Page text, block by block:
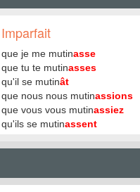
Imparfait
que je me mutinasse
que tu te mutinasses
qu'il se mutinât
que nous nous mutinassions
que vous vous mutinassiez
qu'ils se mutinassent